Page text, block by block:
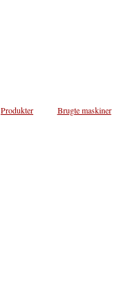
Produkter Brugte maskiner